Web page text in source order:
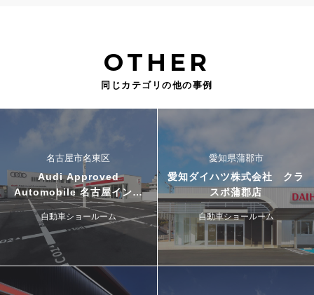
OTHER
同じカテゴリの他の事例
名古屋市名東区
Audi Approved
Automobile 名古屋インタ
ー・ドゥカティ名古屋イース
ト
自動車ショールーム
愛知県蒲郡市
愛知ダイハツ株式会社 クラ
スポ蒲郡店
自動車ショールーム